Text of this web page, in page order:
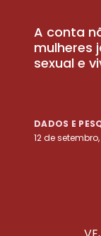
A conta
mulheres
sexual e
DADOS E
12 de